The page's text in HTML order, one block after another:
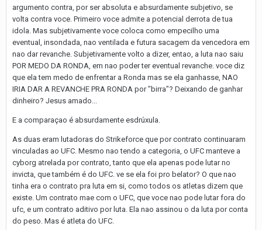
argumento contra, por ser absoluta e absurdamente subjetivo, se
volta contra voce. Primeiro voce admite a potencial derrota de tua
idola. Mas subjetivamente voce coloca como empecilho uma
eventual, insondada, nao ventilada e futura sacagem da vencedora em
nao dar revanche. Subjetivamente volto a dizer, entao, a luta nao saiu
POR MEDO DA RONDA, em nao poder ter eventual revanche. voce diz
que ela tem medo de enfrentar a Ronda mas se ela ganhasse, NAO
IRIA DAR A REVANCHE PRA RONDA por "birra"? Deixando de ganhar
dinheiro? Jesus amado...
E a comparaçao é absurdamente esdrúxula.
As duas eram lutadoras do Strikeforce que por contrato continuaram
vinculadas ao UFC. Mesmo nao tendo a categoria, o UFC manteve a
cyborg atrelada por contrato, tanto que ela apenas pode lutar no
invicta, que também é do UFC. ve se ela foi pro belator? O que nao
tinha era o contrato pra luta em si, como todos os atletas dizem que
existe. Um contrato mae com o UFC, que voce nao pode lutar fora do
ufc, e um contrato aditivo por luta. Ela nao assinou o da luta por conta
do peso. Mas é atleta do UFC.